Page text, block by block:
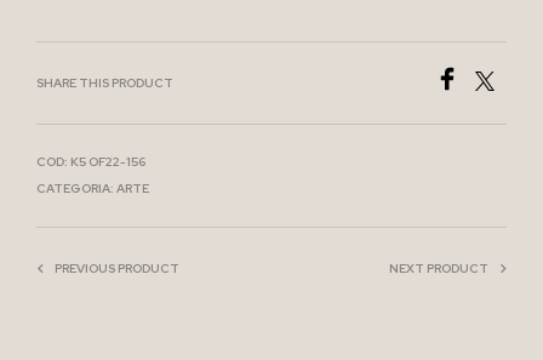
SHARE THIS PRODUCT
COD: K5 OF22-156
CATEGORIA: ARTE
PREVIOUS PRODUCT NEXT PRODUCT